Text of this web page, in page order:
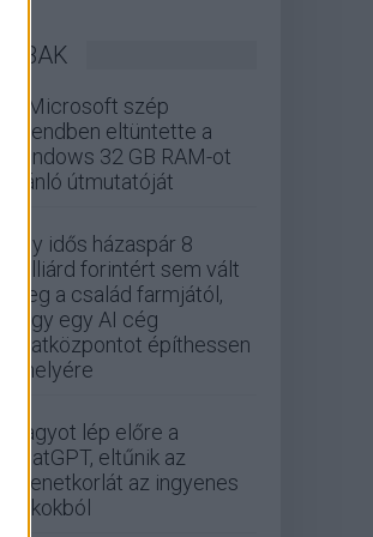
A Microsoft szép
csendben eltüntette a
Windows 32 GB RAM-ot
ajánló útmutatóját
Egy idős házaspár 8
milliárd forintért sem vált
meg a család farmjától,
hogy egy AI cég
adatközpontot építhessen
a helyére
Nagyot lép előre a
ChatGPT, eltűnik az
üzenetkorlát az ingyenes
fiókokból